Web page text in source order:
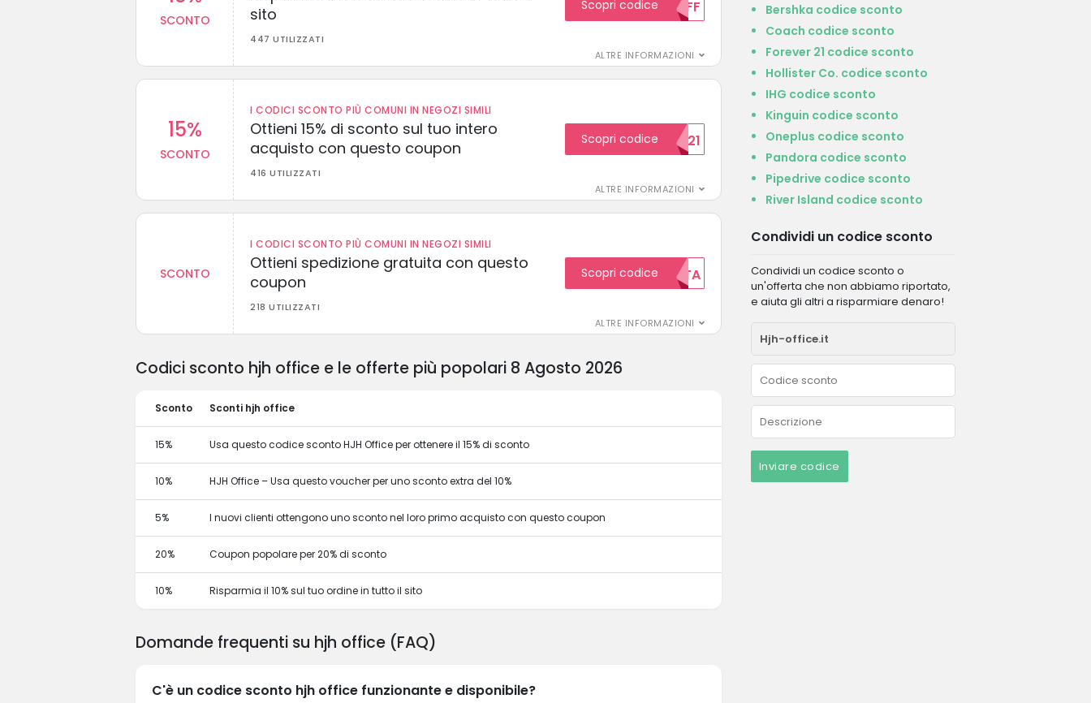
SCONTO
sito
447 UTILIZZATI
ALTRE INFORMAZIONI
Scopri codice 10OFF
15%
SCONTO
I CODICI SCONTO PIÙ COMUNI IN NEGOZI SIMILI
Ottieni 15% di sconto sul tuo intero
acquisto con questo coupon
416 UTILIZZATI
ALTRE INFORMAZIONI
Scopri codice
15SCONTO2021
SCONTO
I CODICI SCONTO PIÙ COMUNI IN NEGOZI SIMILI
Ottieni spedizione gratuita con questo
coupon
218 UTILIZZATI
ALTRE INFORMAZIONI
Scopri codiceGRATUITA
Bershka codice sconto
Coach codice sconto
Forever 21 codice sconto
Hollister Co. codice sconto
IHG codice sconto
Kinguin codice sconto
Oneplus codice sconto
Pandora codice sconto
Pipedrive codice sconto
River Island codice sconto
Condividi un codice sconto
Condividi un codice sconto o
un'offerta che non abbiamo riportato,
e aiuta gli altri a risparmiare denaro!
Inviare codice
Codici sconto hjh office e le offerte più popolari 8 Agosto 2026
Sconto Sconti hjh office
15% Usa questo codice sconto HJH Office per ottenere il 15% di sconto
10% HJH Office – Usa questo voucher per uno sconto extra del 10%
5% I nuovi clienti ottengono uno sconto nel loro primo acquisto con questo coupon
20% Coupon popolare per 20% di sconto
10% Risparmia il 10% sul tuo ordine in tutto il sito
Domande frequenti su hjh office (FAQ)
C'è un codice sconto hjh office funzionante e disponibile?